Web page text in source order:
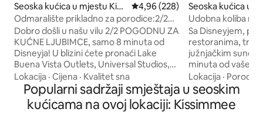
Seoska kućica u mjestu Kissi
mmee
Prosječna ocjena: 4,96 od 5,
4,96 (228)
Odmaralište prikladno za porodice:2/2
Privatna terasa - Disney!
Dobro došli u našu vilu 2/2 POGODNU ZA
KUĆNE LJUBIMCE, samo 8 minuta od
Disneyja! U blizini ćete pronaći Lake
Buena Vista Outlets, Universal Studios,
Disney Springs, Old Town, restorane i još
mnogo toga! Boravak uključuje: Kostimi
iz Disneyja Wi-Fi Mašina za
pranje/sušenje veša Besplatan parking
Lokacija · Cijena · Kvalitet sna
Seoska kućica u
mmee
Udobna koliba na
milje do Disneya
Sa Disneyjem,
restoranima,
južnjačkim
minuta od vašeg
goste u našoj
vaš odmor. Naša seoska kućica s 1
spavaćom
pohvaliti
Lokacija · Porodica
Popularni sadržaji smještaja u seoskim
kućicama na ovoj lokaciji: Kissimmee